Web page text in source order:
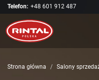
Telefon: +48 601 912 487
Strona główna Salony